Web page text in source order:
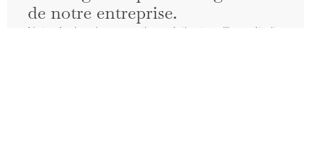
de notre entreprise.
Notre équipe de conception créative travaille en étroite